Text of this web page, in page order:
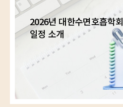
2026년 대한수면호흡학회
일정 소개